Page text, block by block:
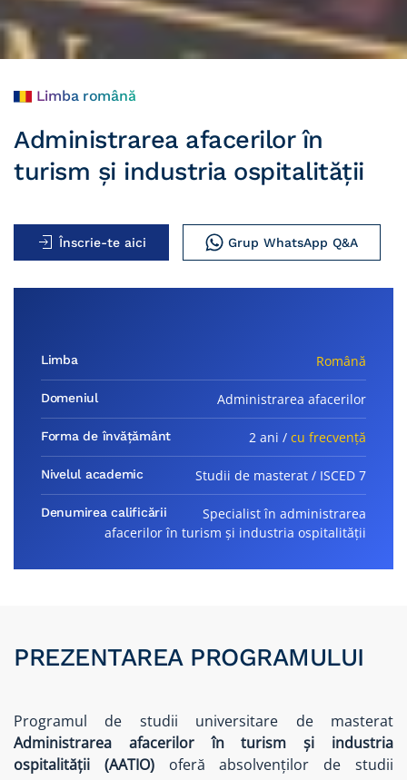
Limba română
Administrarea afacerilor în
turism și industria ospitalității
Înscrie-te aici Grup WhatsApp Q&A
Limba Română
Domeniul Administrarea afacerilor
Forma de învățământ 2 ani / cu frecvență
Nivelul academic Studii de masterat / ISCED 7
Denumirea calificării
Specialist în administrarea
afacerilor în turism și industria ospitalității
PREZENTAREA PROGRAMULUI
Programul de studii universitare de masterat
Administrarea afacerilor în turism și industria
ospitalității (AATIO)oferă absolvenților de studii